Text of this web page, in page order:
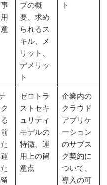
プの概
要、求め
られるス
キル、メ
リット、
デメリッ
ト
ト
ゼロトラ
ストセキ
ュリティ
モデルの
特徴、運
用上の留
意点
企業内の
クラウド
アプリケ
ーション
のサブス
ク契約に
ついて、
導入の可